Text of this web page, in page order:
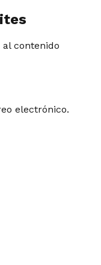
contenido
electrónico.